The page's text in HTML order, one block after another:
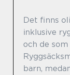
Det finns
inklusive
och de som
barn,